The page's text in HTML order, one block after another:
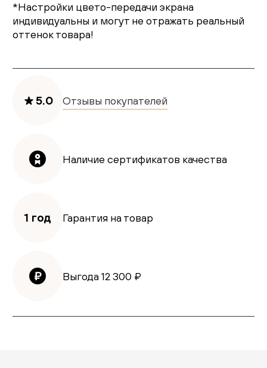
*Настройки цвето-передачи экрана
индивидуальны и могут не отражать реальный
оттенок товара!
5.0 Отзывы покупателей
Наличие сертификатов качества
1 год Гарантия на товар
Выгода 12 300 ₽